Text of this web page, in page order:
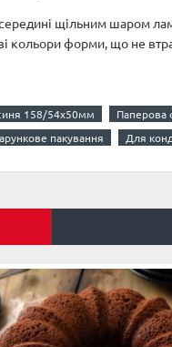
щільним шаром
кольори форми, що не
158/54x50мм Паперова
пакування Для